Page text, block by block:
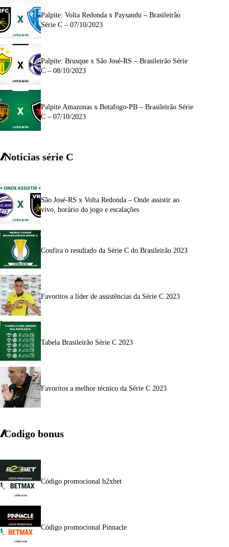
Palpite: Volta Redonda x Paysandu – Brasileirão
Série C – 07/10/2023
Palpite: Brusque x São José-RS – Brasileirão Série
C – 08/10/2023
Palpite Amazonas x Botafogo-PB – Brasileirão Série
C – 07/10/2023
Noticias série C
São José-RS x Volta Redonda – Onde assistir ao
vivo, horário do jogo e escalações
Confira o resultado da Série C do Brasileirão 2023
Favoritos a líder de assistências da Série C 2023
Tabela Brasileirão Série C 2023
Favoritos a melhor técnico da Série C 2023
Codigo bonus
Código promocional b2xbet
Código promocional Pinnacle